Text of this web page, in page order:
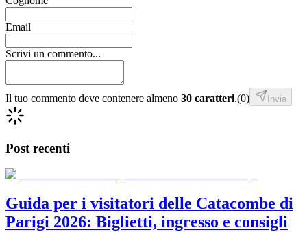
Email
Scrivi un commento...
Il tuo commento deve contenere almeno 30 caratteri.(0) Invia
Post recenti
Guida per i visitatori delle Catacombe di
Parigi 2026: Biglietti, ingresso e consigli